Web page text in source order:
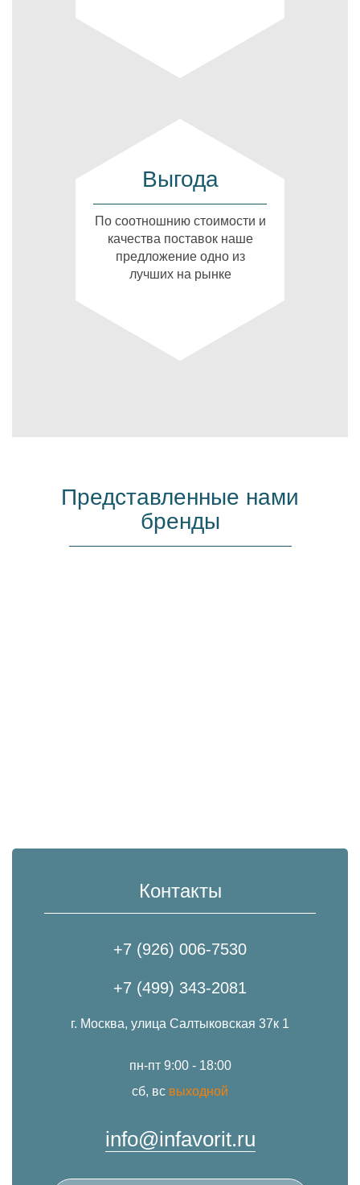
Выгода
По соотношнию стоимости и
качества поставок наше
предложение одно из
лучших на рынке
Представленные нами
бренды
Контакты
+7 (926) 006-7530
+7 (499) 343-2081
г. Москва, улица Салтыковская 37к 1
пн-пт 9:00 - 18:00
сб, вс выходной
info@infavorit.ru